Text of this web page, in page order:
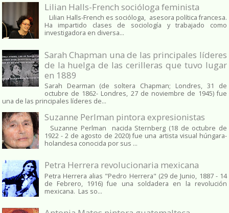
Lilian Halls-French socióloga feminista
Lilian Halls-French es socióloga, asesora política francesa.
Ha impartido clases de sociología y trabajado como
investigadora en diversa...
Sarah Chapman una de las principales líderes
de la huelga de las cerilleras que tuvo lugar
en 1889
Sarah Dearman (de soltera Chapman; Londres, 31 de
octubre de 1862​- Londres, 27 de noviembre de 1945)​ fue
una de las principales líderes de...
Suzanne Perlman pintora expresionistas
Suzanne Perlman nacida Sternberg (18 de octubre de
1922 - 2 de agosto de 2020) fue una artista visual húngara-
holandesa conocida por sus ...
Petra Herrera revolucionaria mexicana
Petra Herrera alias "Pedro Herrera" (29 de Junio, 1887 - 14
de Febrero, 1916) fue una soldadera en la revolución
mexicana. Las so...